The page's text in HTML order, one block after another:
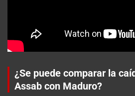
¿Se puede comparar la
Assab con Maduro?